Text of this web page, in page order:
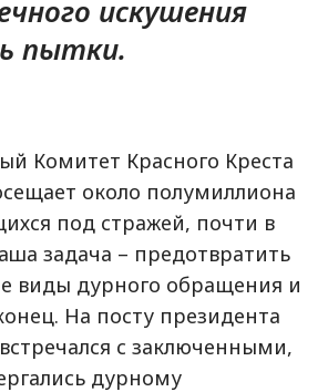
искушения
пытки.
Комитет Красного Креста
около полумиллиона
под стражей, почти в
задача – предотвратить
виды дурного обращения и
На посту президента
с заключенными,
дурному